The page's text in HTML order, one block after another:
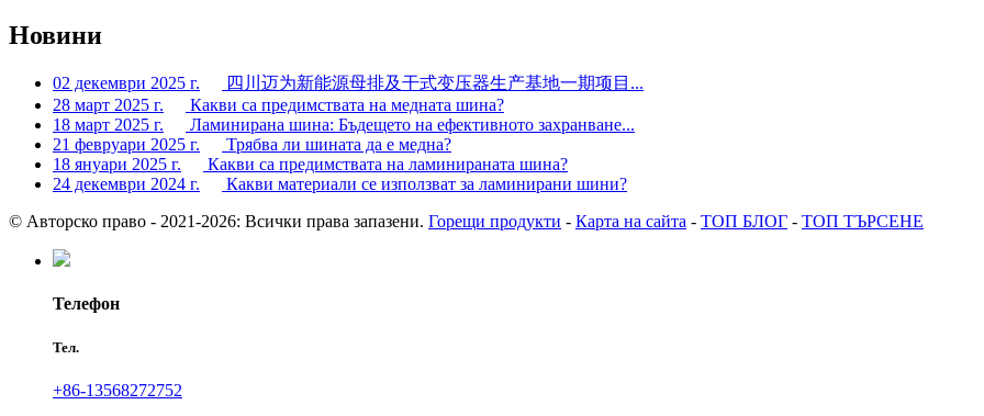
Новини
02 декември 2025 г.
四川迈为新能源母排及干式变压器生产基地一期项目...
28 март 2025 г.
Какви са предимствата на медната шина?
18 март 2025 г.
Ламинирана шина: Бъдещето на ефективното захранване...
21 февруари 2025 г.
Трябва ли шината да е медна?
18 януари 2025 г.
Какви са предимствата на ламинираната шина?
24 декември 2024 г.
Какви материали се използват за ламинирани шини?
© Авторско право - 2021-2026: Всички права запазени. Горещи продукти - Карта на сайта - ТОП БЛОГ - ТОП ТЪРСЕНЕ
Телефон
Тел.
+86-13568272752